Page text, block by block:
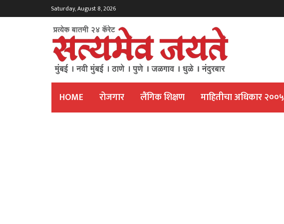
Saturday, August 8, 2026
HOME रोजगार लैंगिक शिक्षण माहितीचा अधिकार २००५